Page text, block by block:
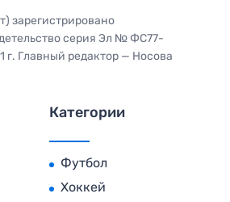
зарегистрировано
серия Эл № ФС77-
г. Главный редактор — Носова
Категории
Футбол
Хоккей